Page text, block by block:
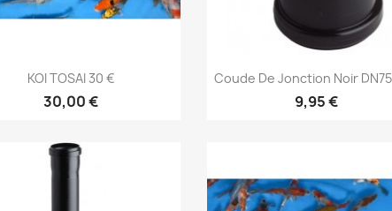
Aperçu rapide
KOI TOSAI 30 €
30,00 €
 Aperçu rapide
Coude De Jonction Noir
9,95 €